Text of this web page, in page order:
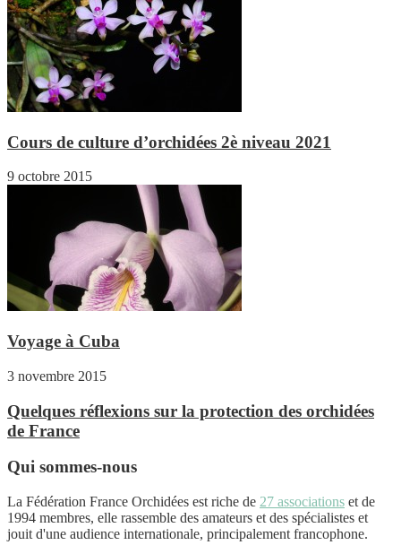
Cours de culture d’orchidées 2è niveau 2021
9 octobre 2015
Voyage à Cuba
3 novembre 2015
Quelques réflexions sur la protection des orchidées
de France
Qui sommes-nous
La Fédération France Orchidées est riche de 27 associations et de
1994 membres, elle rassemble des amateurs et des spécialistes et
jouit d'une audience internationale, principalement francophone.